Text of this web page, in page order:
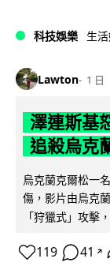
科技娛樂 生
Lawton 1 日
澤連斯基
追殺烏克
烏克蘭克爾松一
傷，影片由烏克
「狩獵式」攻擊
119 41 ↗